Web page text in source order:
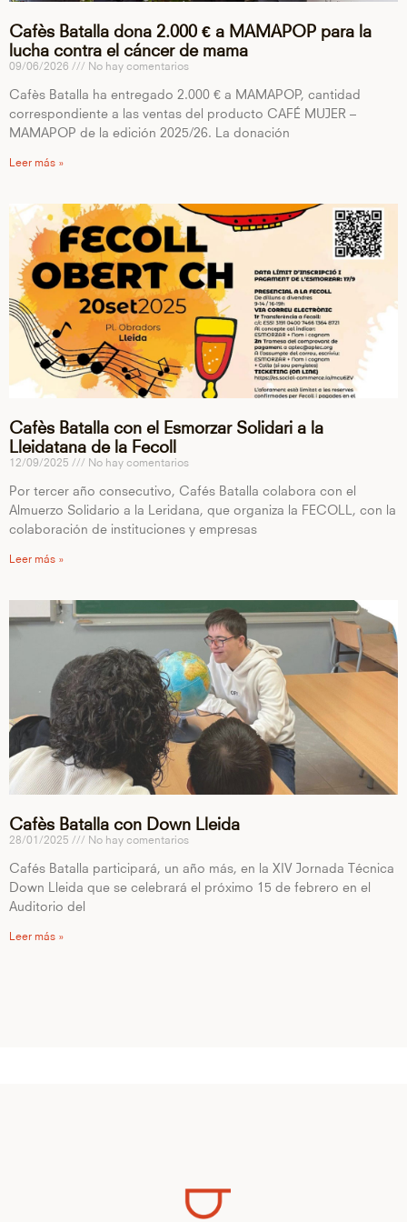
Cafès Batalla dona 2.000 € a MAMAPOP para la
lucha contra el cáncer de mama
09/06/2026 No hay comentarios
Cafès Batalla ha entregado 2.000 € a MAMAPOP, cantidad
correspondiente a las ventas del producto CAFÉ MUJER –
MAMAPOP de la edición 2025/26. La donación
Leer más »
Cafès Batalla con el Esmorzar Solidari a la
Lleidatana de la Fecoll
12/09/2025 No hay comentarios
Por tercer año consecutivo, Cafés Batalla colabora con el
Almuerzo Solidario a la Leridana, que organiza la FECOLL, con la
colaboración de instituciones y empresas
Leer más »
Cafès Batalla con Down Lleida
28/01/2025 No hay comentarios
Cafés Batalla participará, un año más, en la XIV Jornada Técnica
Down Lleida que se celebrará el próximo 15 de febrero en el
Auditorio del
Leer más »